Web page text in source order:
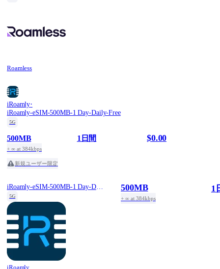
Roamless
iRoamly·
iRoamly-eSIM-500MB-1 Day-Daily-Free
5G
500MB
+ ∞ at 384kbps
1日間 $0.00
新規ユーザー限定
iRoamly-eSIM-500MB-1 Day-Daily-Free
5G
iRoamly
500MB
+ ∞ at 384kbps
1